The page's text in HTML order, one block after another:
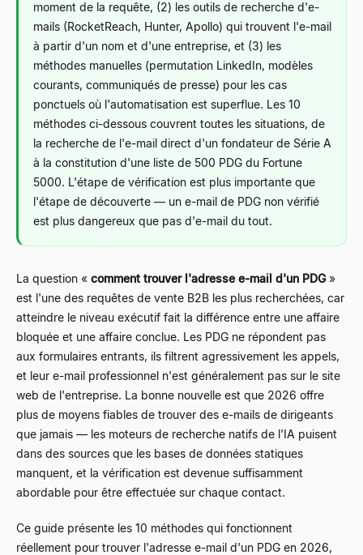
moment de la requête, (2) les outils de recherche d'e-
mails (RocketReach, Hunter, Apollo) qui trouvent l'e-mail
à partir d'un nom et d'une entreprise, et (3) les
méthodes manuelles (permutation LinkedIn, modèles
courants, communiqués de presse) pour les cas
ponctuels où l'automatisation est superflue. Les 10
méthodes ci-dessous couvrent toutes les situations, de
la recherche de l'e-mail direct d'un fondateur de Série A
à la constitution d'une liste de 500 PDG du Fortune
5000. L'étape de vérification est plus importante que
l'étape de découverte — un e-mail de PDG non vérifié
est plus dangereux que pas d'e-mail du tout.
La question « comment trouver l'adresse e-mail d'un PDG»
est l'une des requêtes de vente B2B les plus recherchées, car
atteindre le niveau exécutif fait la différence entre une affaire
bloquée et une affaire conclue. Les PDG ne répondent pas
aux formulaires entrants, ils filtrent agressivement les appels,
et leur e-mail professionnel n'est généralement pas sur le site
web de l'entreprise. La bonne nouvelle est que 2026 offre
plus de moyens fiables de trouver des e-mails de dirigeants
que jamais — les moteurs de recherche natifs de l'IA puisent
dans des sources que les bases de données statiques
manquent, et la vérification est devenue suffisamment
abordable pour être effectuée sur chaque contact.
Ce guide présente les 10 méthodes qui fonctionnent
réellement pour trouver l'adresse e-mail d'un PDG en 2026,